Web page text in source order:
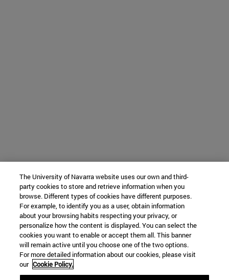
The University of Navarra website uses our own and third-
party cookies to store and retrieve information when you
browse. Different types of cookies have different purposes.
For example, to identify you as a user, obtain information
about your browsing habits respecting your privacy, or
personalize how the content is displayed. You can select the
cookies you want to enable or accept them all. This banner
will remain active until you choose one of the two options.
For more detailed information about our cookies, please visit
our Cookie Policy.